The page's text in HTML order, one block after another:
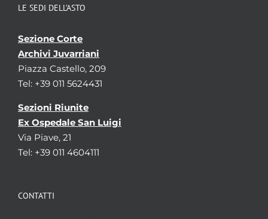
LE SEDI DELL’ASTO
Sezione Corte
Archivi Juvarriani
Piazza Castello, 209
Tel: +39 011 5624431
Sezioni Riunite
Ex Ospedale San Luigi
Via Piave, 21
Tel: +39 011 4604111
CONTATTI